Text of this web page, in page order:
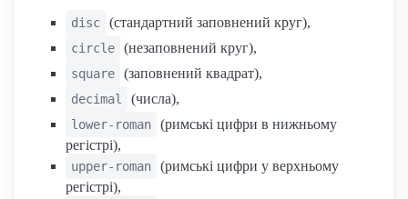
disc (стандартний заповнений круг),
circle (незаповнений круг),
square (заповнений квадрат),
decimal (числа),
lower-roman
(римські цифри в нижньому
регістрі),
upper-roman
(римські цифри у верхньому
регістрі),